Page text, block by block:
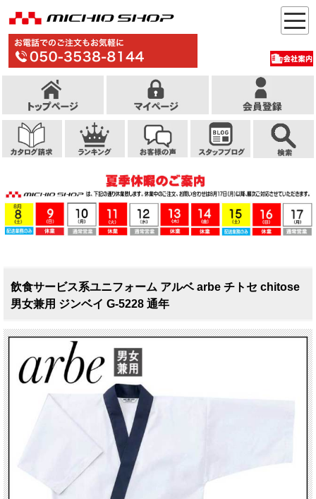
飲食サービス系ユニフォーム アルベ arbe チトセ chitose
男女兼用 ジンベイ G-5228 通年